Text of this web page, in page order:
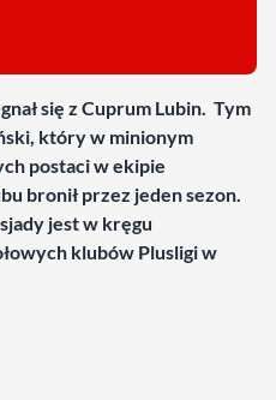
się z Cuprum Lubin. Tym
który w minionym
postaci w ekipie
bronił przez jeden sezon.
jest w kręgu
klubów Plusligi w